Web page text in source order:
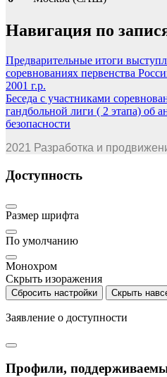
Навигация по
Предварительные итоги
соревнованиях первенства
2001 г.р.
Беседа с участниками
гандбольной лиги ( 2 этапа) об
безопасности
2021 Разработка и
Доступность
Размер шрифта
По умолчанию
Монохром
Скрыть изоражения
Сбросить настройки Скрыть
Заявление о доступности
Профили,